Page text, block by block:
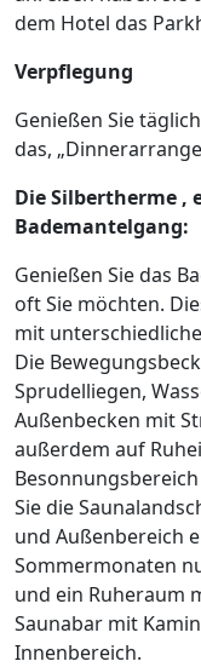
dem Hotel das
Verpflegung
Genießen Sie
das,
Die Silbertherme ,
Bademantelgang:
Genießen Sie das
oft Sie möchten.
mit
Die
Sprudelliegen,
Außenbecken mit
außerdem auf
Sie die
und Außenbereich
Sommermonaten
und ein Ruheraum
Saunabar mit
Innenbereich.